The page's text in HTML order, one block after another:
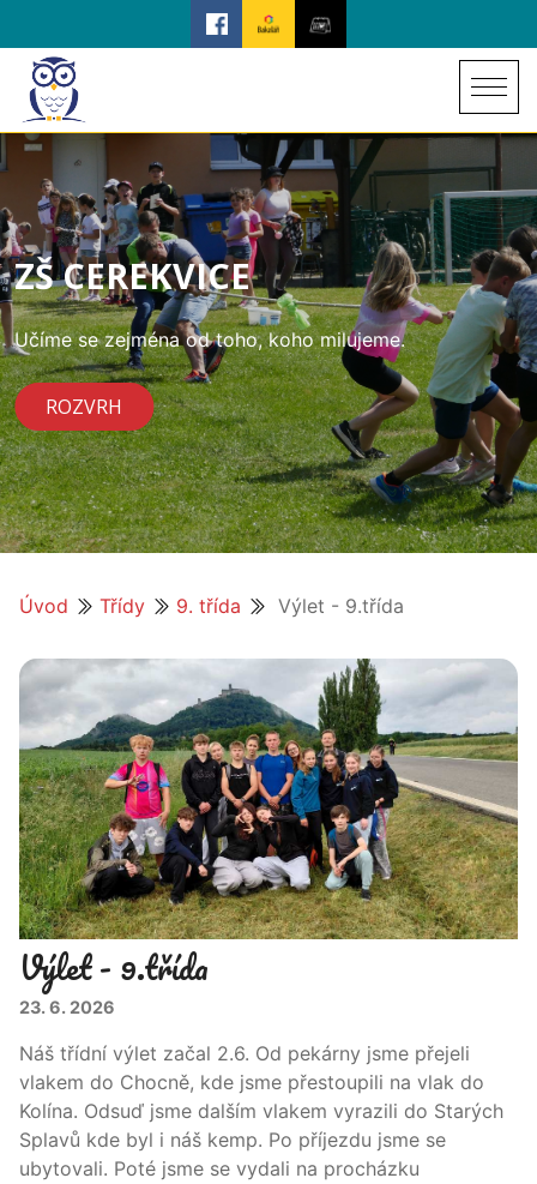
ZŠ CEREKVICE
Učíme se zejména od toho, koho milujeme.
ROZVRH
Úvod Třídy 9. třída Výlet - 9.třída
Výlet - 9.třída
23. 6. 2026
Náš třídní výlet začal 2.6. Od pekárny jsme přejeli
vlakem do Chocně, kde jsme přestoupili na vlak do
Kolína. Odsuď jsme dalším vlakem vyrazili do Starých
Splavů kde byl i náš kemp. Po příjezdu jsme se
ubytovali. Poté jsme se vydali na procházku